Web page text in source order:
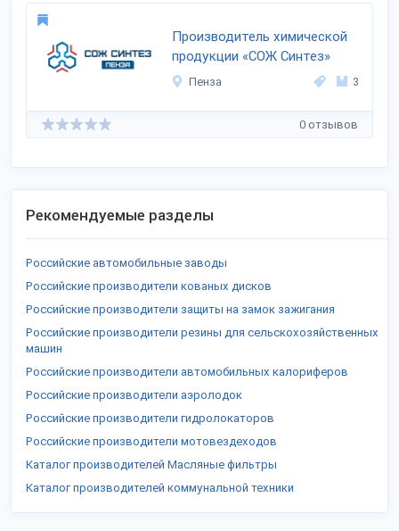
Производитель химической
продукции «СОЖ Синтез»
Пенза 3
0 отзывов
Рекомендуемые разделы
Российские автомобильные заводы
Российские производители кованых дисков
Российские производители защиты на замок зажигания
Российские производители резины для сельскохозяйственных
машин
Российские производители автомобильных калориферов
Российские производители аэролодок
Российские производители гидролокаторов
Российские производители мотовездеходов
Каталог производителей Масляные фильтры
Каталог производителей коммунальной техники